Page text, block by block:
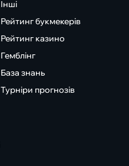
Інші
Рейтинг букмекерів
Рейтинг казино
Гемблінг
База знань
Турніри прогнозів